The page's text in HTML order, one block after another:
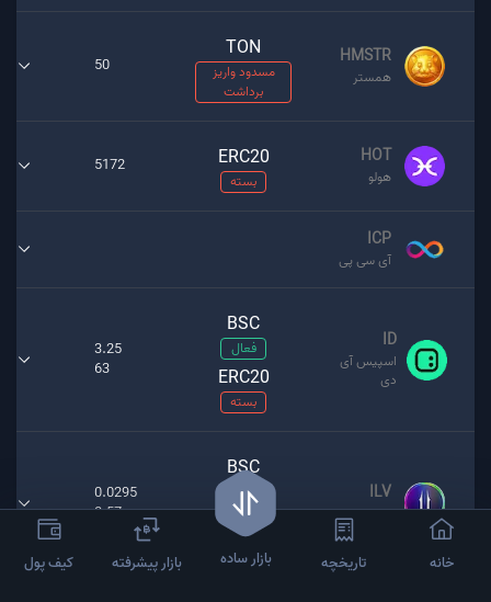
خانه تاریخچه بازار ساده بازار پیشرفته کیف پول
HMSTR
همستر
TON
مسدود واریز
برداشت
50
HOT
هولو
ERC20
بسته
5172
ICP
آی سی پی
ID
اسپیس آی
دی
BSC
فعال
ERC20
بسته
3.25
63
ILV
ایلوویوم
BSC
فعال
ERC20
0.0295
0.57